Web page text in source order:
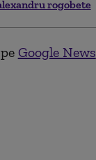
rogobete
Google News